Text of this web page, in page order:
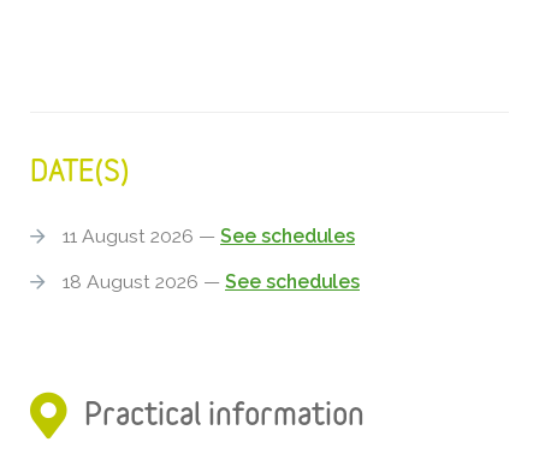
DATE(S)
11 August 2026 — See schedules
18 August 2026 — See schedules
Practical information